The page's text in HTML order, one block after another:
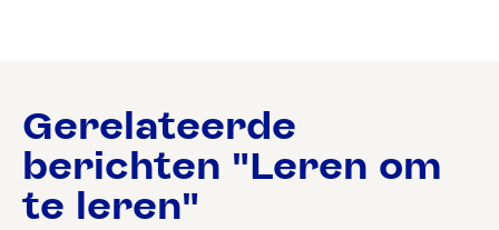
Gerelateerde
berichten "Leren om
te leren"